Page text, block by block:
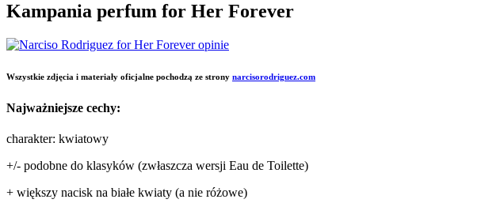
Kampania perfum for Her Forever
Wszystkie zdjęcia i materiały oficjalne pochodzą ze strony narcisorodriguez.com
Najważniejsze cechy:
charakter: kwiatowy
+/- podobne do klasyków (zwłaszcza wersji Eau de Toilette)
+ większy nacisk na białe kwiaty (a nie różowe)